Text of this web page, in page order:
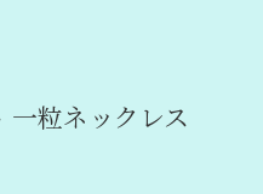
一粒ネックレス